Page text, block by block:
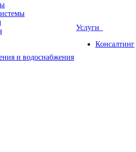
и водоснабжения
Услуги
Консалтинг